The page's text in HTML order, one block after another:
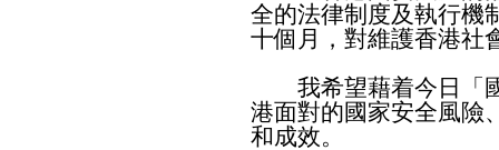
全的法律制度及執行機
十個月，對維護香港社
我希望藉着今日「國
港面對的國家安全風險
和成效。